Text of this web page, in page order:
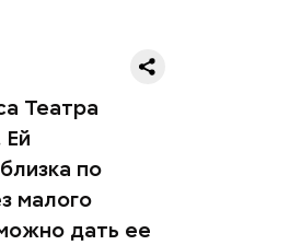
Театра
по
малого
дать ее